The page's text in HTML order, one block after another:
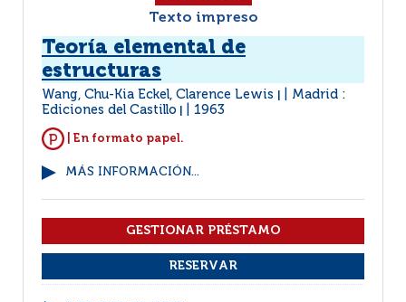
Texto impreso
Teoría elemental de
estructuras
Wang, Chu-Kia Eckel, Clarence Lewis
Madrid :
Ediciones del Castillo
1963
| En formato papel.
MÁS INFORMACIÓN...